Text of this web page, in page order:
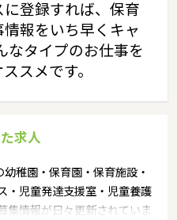
登録すれば、保育
報をいち早くキャ
なタイプのお仕事を
スメです。
求人
稚園・保育園・保育施設・
・児童発達支援室・児童養護
集情報が日々更新されていま